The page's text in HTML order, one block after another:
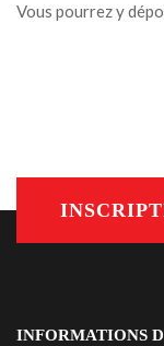
Vous pourrez y
INFORMATIONS